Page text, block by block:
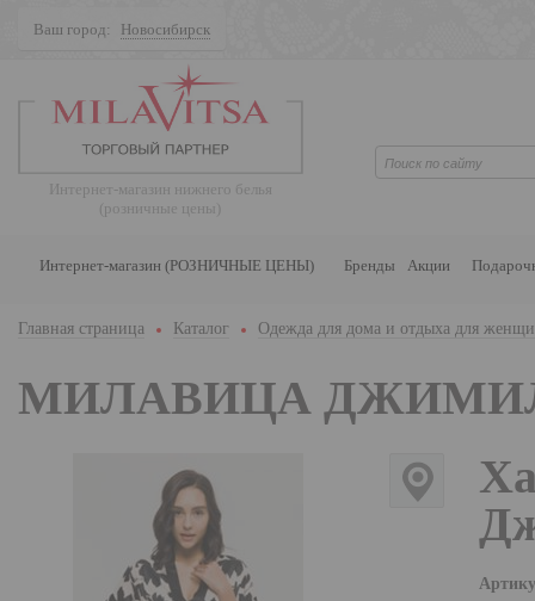
Ваш город: Новосибирск
Интернет-магазин нижнего белья
(розничные цены)
Интернет-магазин (РОЗНИЧНЫЕ ЦЕНЫ) Бренды Акции
Главная страница Каталог Одежда для дома и отдыха для
МИЛАВИЦА